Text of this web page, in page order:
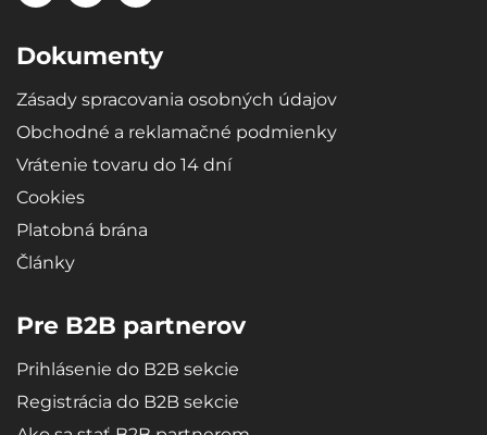
Dokumenty
Zásady spracovania osobných údajov
Obchodné a reklamačné podmienky
Vrátenie tovaru do 14 dní
Cookies
Platobná brána
Články
Pre B2B partnerov
Prihlásenie do B2B sekcie
Registrácia do B2B sekcie